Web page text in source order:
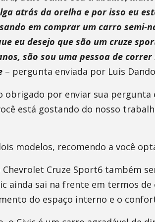
atrás da orelha e por isso eu
em comprar um carro semi-
eu desejo que são um cruze
são sou uma pessoa de
– pergunta enviada por Luis
obrigado por enviar sua
está gostando do nosso
modelos, recomendo a você
Chevrolet Cruze Sport6 também
ainda sai na frente em termos
do espaço interno e o